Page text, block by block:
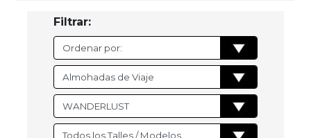
Filtrar: